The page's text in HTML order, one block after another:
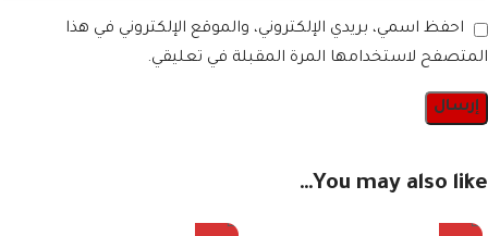
احفظ اسمي، بريدي الإلكتروني، والموقع الإلكتروني في هذا
المتصفح لاستخدامها المرة المقبلة في تعليقي.
You may also like…